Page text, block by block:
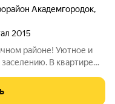
Академгородок,
2015
районе! Уютное и
В квартире
Приглашаем к